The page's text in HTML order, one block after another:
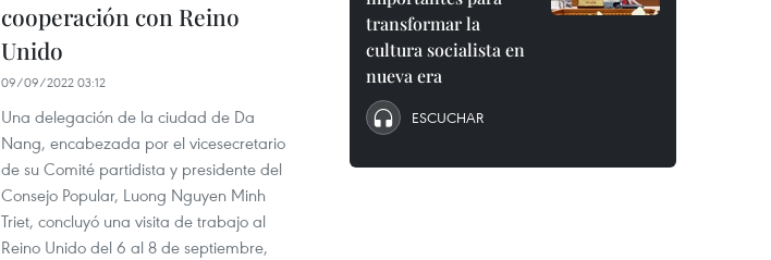
cooperación con Reino
Unido
09/09/2022 03:12
Una delegación de la ciudad de Da
Nang, encabezada por el vicesecretario
de su Comité partidista y presidente del
Consejo Popular, Luong Nguyen Minh
Triet, concluyó una visita de trabajo al
Reino Unido del 6 al 8 de septiembre,
transformar la
cultura socialista en
nueva era
ESCUCHAR